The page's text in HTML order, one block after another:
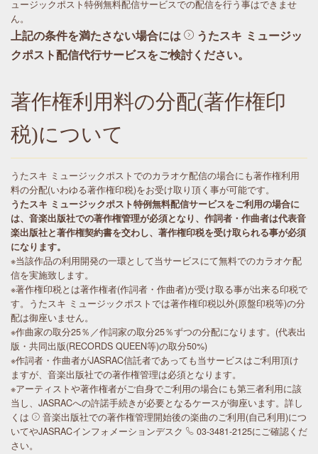
ュージックポスト特例無料配信サービスでの配信を行う事はできませ
ん。
上記の条件を満たさない場合には
うたスキ ミュージッ
クポスト配信代行サービスをご検討ください。
著作権利用料の分配(著作権印
税)について
うたスキ ミュージックポストでのカラオケ配信の場合にも著作権利用
料の分配(いわゆる著作権印税)をお受け取り頂く事が可能です。
うたスキ ミュージックポスト特例無料配信サービスをご利用の場合に
は、音楽出版社での著作権管理が必須となり、作詞者・作曲者は代表音
楽出版社と著作権契約書を交わし、著作権印税を受け取られる事が必須
になります。
※当該作品の利用開発の一環として当サービスにて無料でのカラオケ配
信を実施致します。
※著作権印税とは著作権者(作詞者・作曲者)が受け取る事が出来る印税で
す。うたスキ ミュージックポストでは著作権印税以外(原盤印税等)の分
配は御座いません。
※作曲家の取分25％／作詞家の取分25％ずつの分配になります。(代表出
版・共同出版(RECORDS QUEEN等)の取分50%)
※作詞者・作曲者がJASRAC信託者であっても当サービスはご利用頂け
ますが、音楽出版社での著作権管理は必須となります。
※アーティストや著作権者がご自身でご利用の場合にも第三者利用に該
当し、JASRACへの許諾手続きが必要となるケースが御座います。詳し
くは
音楽出版社での著作権管理開始後の楽曲のご利用(自己利用)につ
いてやJASRACインフォメーションデスク
03-3481-2125にご確認くだ
さい。